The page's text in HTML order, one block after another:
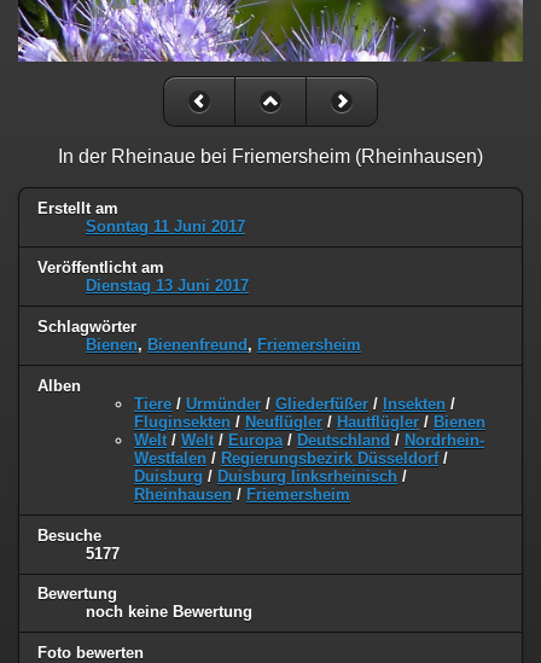
In der Rheinaue bei Friemersheim (Rheinhausen)
Erstellt am
Sonntag 11 Juni 2017
Veröffentlicht am
Dienstag 13 Juni 2017
Schlagwörter
Bienen, Bienenfreund , Friemersheim
Alben
Tiere / Urmünder / Gliederfüßer / Insekten /
Fluginsekten / Neuflügler / Hautflügler / Bienen
Welt / Welt / Europa / Deutschland / Nordrhein-
Westfalen / Regierungsbezirk Düsseldorf/
Duisburg / Duisburg linksrheinisch /
Rheinhausen / Friemersheim
Besuche
5177
Bewertung
noch keine Bewertung
Foto bewerten